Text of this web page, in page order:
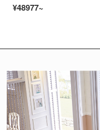
¥48977~